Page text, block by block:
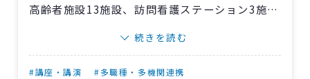
高齢者施設13施設、訪問看護ステーション3施設
から看護師・介護士約30人が参加し、足の健康
当院の専門性を生かしたこの取り組み。当日
続きを読む
#講座・講演
#多職種・多機関連携